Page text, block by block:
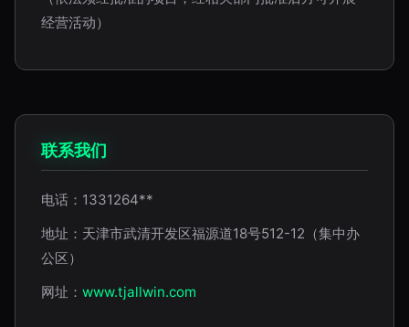
经营活动）
联系我们
电话：1331264**
地址：天津市武清开发区福源道18号512-12（集中办
公区）
网址： www.tjallwin.com